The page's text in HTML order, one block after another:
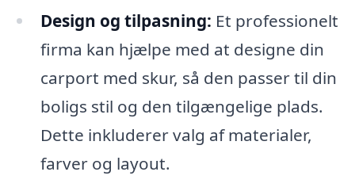
Design og tilpasning: Et professionelt
firma kan hjælpe med at designe din
carport med skur, så den passer til din
boligs stil og den tilgængelige plads.
Dette inkluderer valg af materialer,
farver og layout.